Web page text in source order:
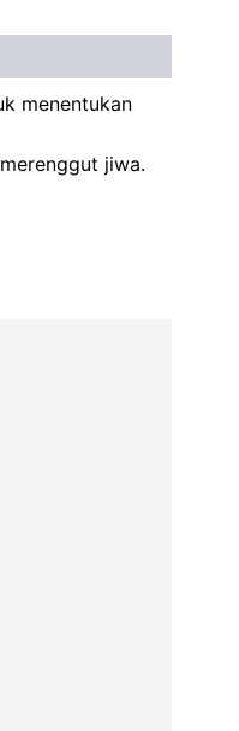
menentukan
jiwa.